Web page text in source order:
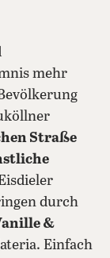
mehr
Straße
durch
&
Einfach